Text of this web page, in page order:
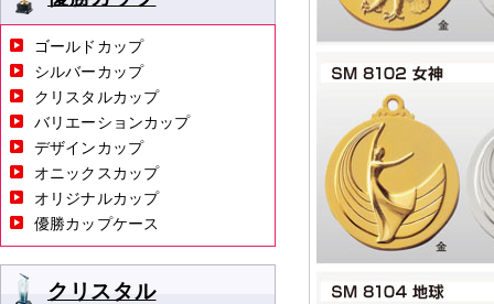
ゴールドカップ
シルバーカップ
クリスタルカップ
バリエーションカップ
デザインカップ
オニックスカップ
オリジナルカップ
優勝カップケース
クリスタル